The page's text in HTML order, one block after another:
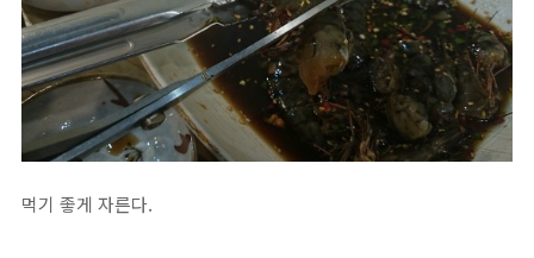
먹기 좋게 자른다.